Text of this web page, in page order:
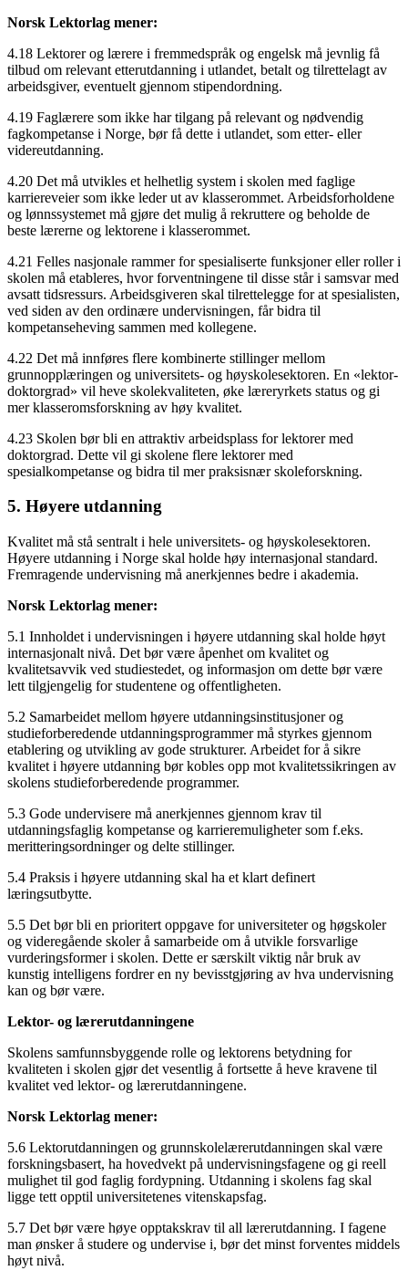
Norsk Lektorlag mener:
4.18 Lektorer og lærere i fremmedspråk og engelsk må jevnlig få
tilbud om relevant etterutdanning i utlandet, betalt og tilrettelagt av
arbeidsgiver, eventuelt gjennom stipendordning.
4.19 Faglærere som ikke har tilgang på relevant og nødvendig
fagkompetanse i Norge, bør få dette i utlandet, som etter- eller
videreutdanning.
4.20 Det må utvikles et helhetlig system i skolen med faglige
karriereveier som ikke leder ut av klasserommet. Arbeidsforholdene
og lønnssystemet må gjøre det mulig å rekruttere og beholde de
beste lærerne og lektorene i klasserommet.
4.21 Felles nasjonale rammer for spesialiserte funksjoner eller roller i
skolen må etableres, hvor forventningene til disse står i samsvar med
avsatt tidsressurs. Arbeidsgiveren skal tilrettelegge for at spesialisten,
ved siden av den ordinære undervisningen, får bidra til
kompetanseheving sammen med kollegene.
4.22 Det må innføres flere kombinerte stillinger mellom
grunnopplæringen og universitets- og høyskolesektoren. En «lektor-
doktorgrad» vil heve skolekvaliteten, øke læreryrkets status og gi
mer klasseromsforskning av høy kvalitet.
4.23 Skolen bør bli en attraktiv arbeidsplass for lektorer med
doktorgrad. Dette vil gi skolene flere lektorer med
spesialkompetanse og bidra til mer praksisnær skoleforskning.
5. Høyere utdanning
Kvalitet må stå sentralt i hele universitets- og høyskolesektoren.
Høyere utdanning i Norge skal holde høy internasjonal standard.
Fremragende undervisning må anerkjennes bedre i akademia.
Norsk Lektorlag mener:
5.1 Innholdet i undervisningen i høyere utdanning skal holde høyt
internasjonalt nivå. Det bør være åpenhet om kvalitet og
kvalitetsavvik ved studiestedet, og informasjon om dette bør være
lett tilgjengelig for studentene og offentligheten.
5.2 Samarbeidet mellom høyere utdanningsinstitusjoner og
studieforberedende utdanningsprogrammer må styrkes gjennom
etablering og utvikling av gode strukturer. Arbeidet for å sikre
kvalitet i høyere utdanning bør kobles opp mot kvalitetssikringen av
skolens studieforberedende programmer.
5.3 Gode undervisere må anerkjennes gjennom krav til
utdanningsfaglig kompetanse og karrieremuligheter som f.eks.
meritteringsordninger og delte stillinger.
5.4 Praksis i høyere utdanning skal ha et klart definert
læringsutbytte.
5.5 Det bør bli en prioritert oppgave for universiteter og høgskoler
og videregående skoler å samarbeide om å utvikle forsvarlige
vurderingsformer i skolen. Dette er særskilt viktig når bruk av
kunstig intelligens fordrer en ny bevisstgjøring av hva undervisning
kan og bør være.
Lektor- og lærerutdanningene
Skolens samfunnsbyggende rolle og lektorens betydning for
kvaliteten i skolen gjør det vesentlig å fortsette å heve kravene til
kvalitet ved lektor- og lærerutdanningene.
Norsk Lektorlag mener:
5.6 Lektorutdanningen og grunnskolelærerutdanningen skal være
forskningsbasert, ha hovedvekt på undervisningsfagene og gi reell
mulighet til god faglig fordypning. Utdanning i skolens fag skal
ligge tett opptil universitetenes vitenskapsfag.
5.7 Det bør være høye opptakskrav til all lærerutdanning. I fagene
man ønsker å studere og undervise i, bør det minst forventes middels
høyt nivå.